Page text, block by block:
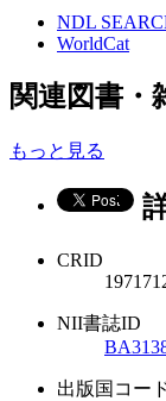
NDL
WorldCat
関連図書・
もっと見る
CRID
NII書誌ID
出版国コー